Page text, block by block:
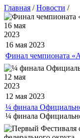
Главная /Новости /
16 мая
2023
16 мая 2023
Финал чемпионата
12 мая
2023
12 мая 2023
¼ финала
¼ финала